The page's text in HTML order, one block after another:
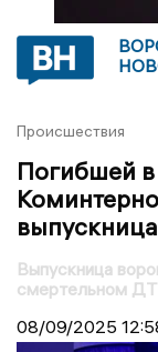
Происшествия
Погибшей
Выпускница
смертельном
08/09/2025